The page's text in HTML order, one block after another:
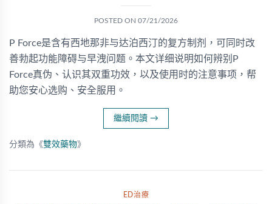
POSTED ON 07/21/2026
P Force是含有西地那非与达泊西汀的复方制剂，可同时改
善勃起功能障碍与早洩问题。本文详细说明如何辨别P
Force真伪、认识其双重功效，以及使用时的注意事项，帮
助您安心选购、安全服用。
繼續閱讀 →
分類為《雙效藥物》
ED治療